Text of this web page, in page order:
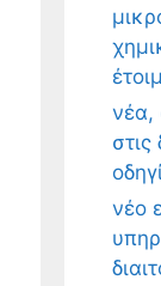
νέα,
στις
νέο